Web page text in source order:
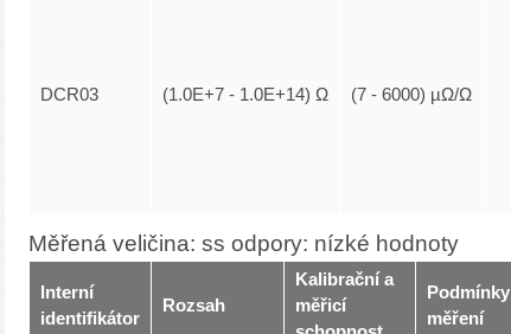
DCR03 (1.0E+7 - 1.0E+14) Ω (7 - 6000) µΩ/Ω
Měřená veličina: ss odpory: nízké hodnoty
Interní
identifikátor
Rozsah
Kalibrační a
měřicí
Podmínky
měření